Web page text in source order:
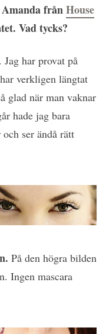
frånHouse
Vad tycks?
har provat på
verkligen längtat
glad när man vaknar
hade jag bara
ser ändå rätt
På den högra bilden
Ingen mascara